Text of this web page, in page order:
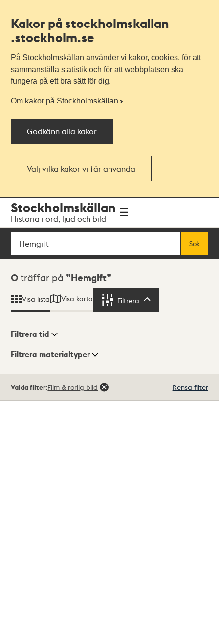
Kakor på stockholmskallan
.stockholm.se
På Stockholmskällan använder vi kakor, cookies, för att
sammanställa statistik och för att webbplatsen ska
fungera på ett bra sätt för dig.
Om kakor på Stockholmskällan
Godkänn alla kakor
Välj vilka kakor vi får använda
navigationen
huvudinnehållet
Stockholmskällan
Historia i ord, ljud och bild
Sök
Sök
Sökresultat
0 träffar på Hemgift
Visa lista Visa karta Filtrera
Visningsläge
Filtrera tid
Filtrera materialtyper
träffar
Valda filter:Film & rörlig bild Rensa filter